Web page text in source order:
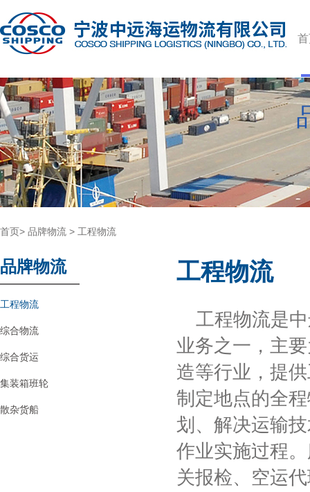
首页> 品牌物流 > 工程物流
品牌物流
工程物流
综合物流
综合货运
集装箱班轮
散杂货船
工程物流
工程物流是
业务之一，主
造等行业，提
制定地点的全
划、解决运输
作业实施过程
关报检、空运